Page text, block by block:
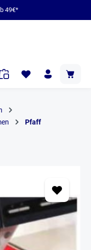
Gratis Versand ab 49€*
Pfaff